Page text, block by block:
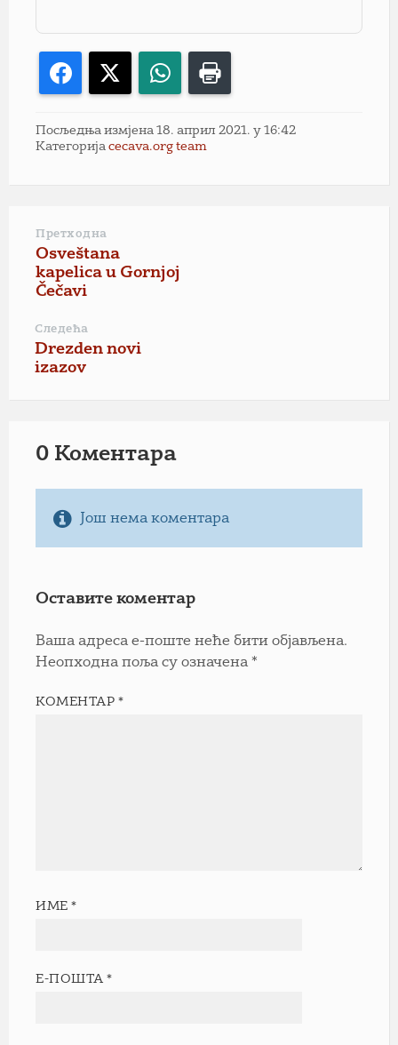
Facebook WhatsApp
Посљедња измјена 18. април 2021. у 16:42
Категорија cecava.org team
Претходна
Osveštana
kapelica u Gornjoj
Čečavi
Следећа
Drezden novi
izazov
0 Коментарa
Још нема коментара
Оставите коментар
Ваша адреса е-поште неће бити објављена.
Неопходна поља су означена *
КОМЕНТАР*
ИМЕ*
Е-ПОШТА*